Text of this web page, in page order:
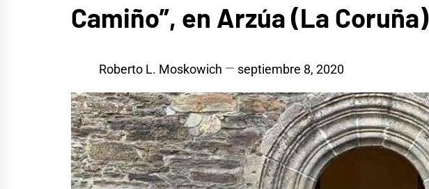
Camiño”, en Arzúa (La Coruña)
Roberto L. Moskowich septiembre 8, 2020